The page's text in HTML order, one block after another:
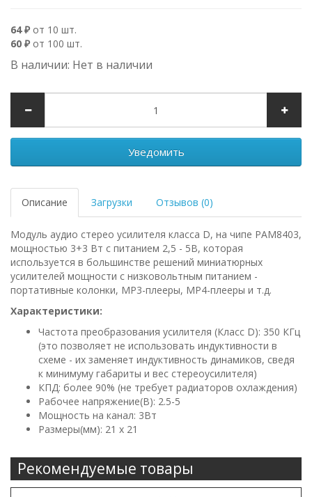
64 ₽ от 10 шт.
60 ₽ от 100 шт.
В наличии: Нет в наличии
Уведомить
Описание Загрузки Отзывов (0)
Модуль аудио стерео усилителя класса D, на чипе PAM8403,
мощностью 3+3 Вт с питанием 2,5 - 5В, которая
используется в большинстве решений миниатюрных
усилителей мощности с низковольтным питанием -
портативные колонки, MP3-плееры, MP4-плееры и т.д.
Характеристики:
Частота преобразования усилителя (Класс D): 350 КГц
(это позволяет не использовать индуктивности в
схеме - их заменяет индуктивность динамиков, сведя
к минимуму габариты и вес стереоусилителя)
КПД: более 90% (не требует радиаторов охлаждения)
Рабочее напряжение(В): 2.5-5
Мощность на канал: 3Вт
Размеры(мм): 21 x 21
Рекомендуемые товары